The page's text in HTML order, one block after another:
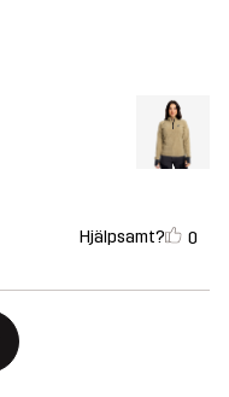
Hjälpsamt? 0